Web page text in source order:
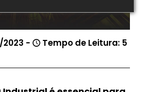
2023 -
Tempo de Leitura: 5